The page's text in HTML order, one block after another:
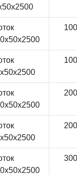
100
100
200
200
300